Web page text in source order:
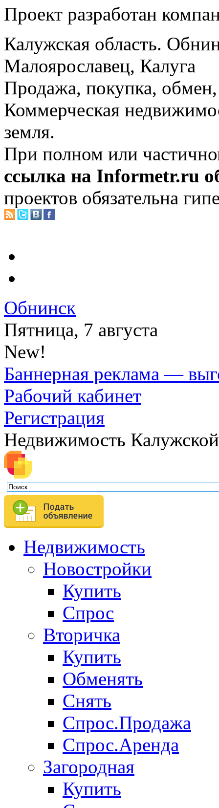
Проект разработан
Калужская область.
Малоярославец, Калуга
Продажа, покупка, обмен,
Коммерческая
земля.
При полном или
ссылка на Informetr.ru
проектов обязательна
Обнинск
Пятница, 7 августа
New!
Баннерная реклама —
Рабочий кабинет
Регистрация
Недвижимость
Недвижимость
Новостройки
Купить
Спрос
Вторичка
Купить
Обменять
Снять
Спрос.Продажа
Спрос.Аренда
Загородная
Купить